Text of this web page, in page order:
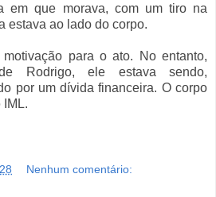
em que morava, com um tiro na
estava ao lado do corpo.
para o ato. No entanto,
Rodrigo, ele estava sendo,
por um dívida financeira. O corpo
IML.
Nenhum comentário: